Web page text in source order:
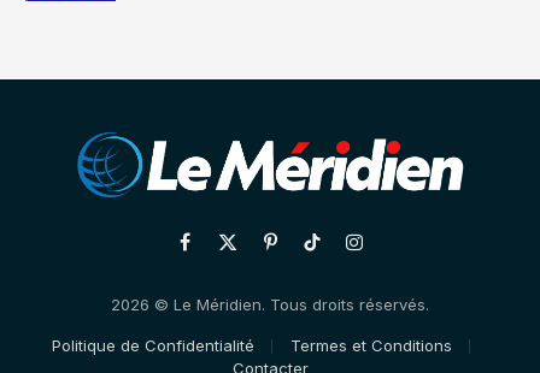
Facebook
X
PinterestTikTokInstagram
2026 © Le Méridien. Tous droits réservés.
Politique de Confidentialité
Termes et Conditions
Contacter